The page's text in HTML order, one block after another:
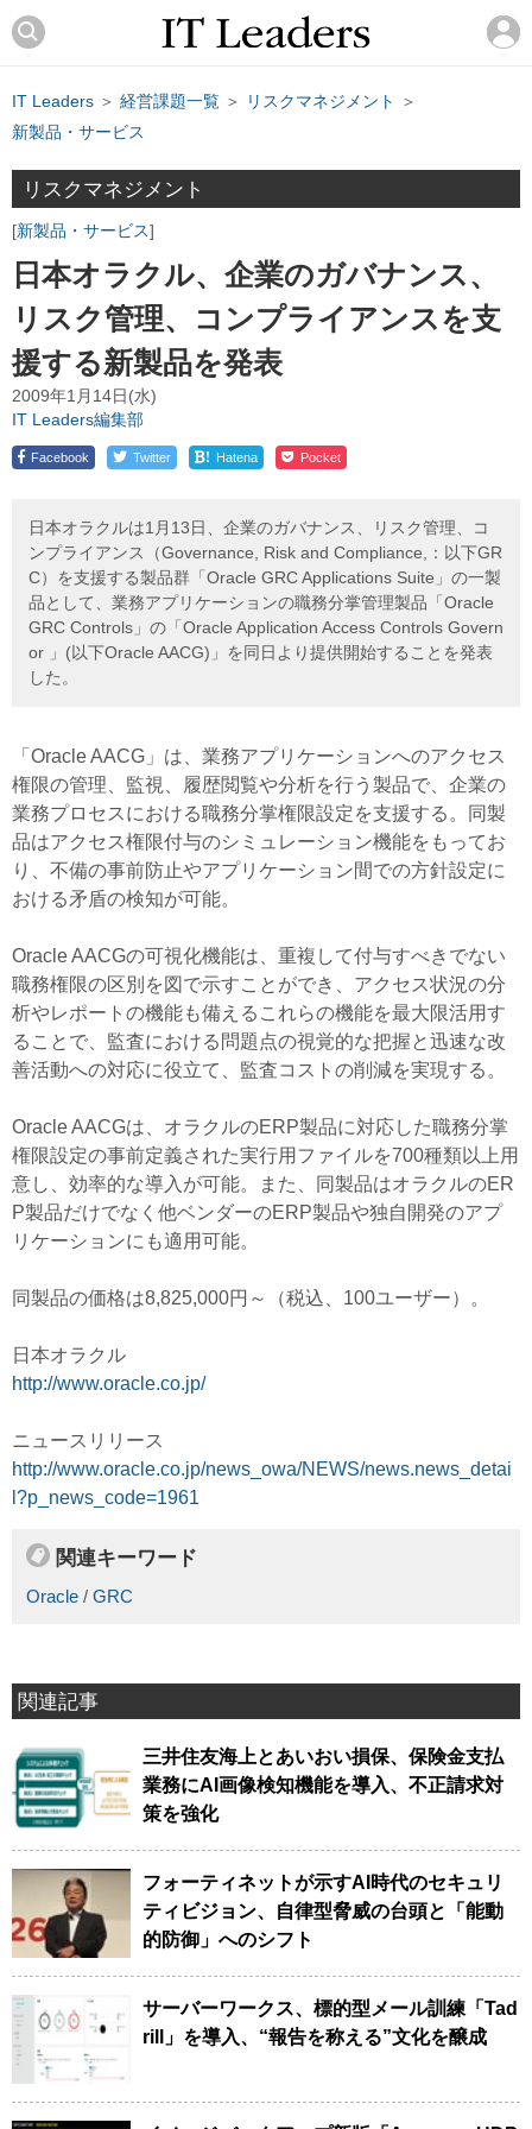
IT Leaders ＞ 経営課題一覧 ＞ リスクマネジメント
＞
新製品・サービス
リスクマネジメント
新製品・サービス
日本オラクル、企業のガバナンス、
リスク管理、コンプライアンスを支
援する新製品を発表
2009年1月14日(水)
IT Leaders編集部
Facebook Twitter ! Hatena Pocket
日本オラクルは1月13日、企業のガバナンス、リスク管理、コ
ンプライアンス（Governance, Risk and Compliance,：以下GR
C）を支援する製品群「Oracle GRC Applications Suite」の一製
品として、業務アプリケーションの職務分掌管理製品「Oracle
GRC Controls」の「Oracle Application Access Controls Govern
or 」(以下Oracle AACG)」を同日より提供開始することを発表
した。
「Oracle AACG」は、業務アプリケーションへのアクセス
権限の管理、監視、履歴閲覧や分析を行う製品で、企業の
業務プロセスにおける職務分掌権限設定を支援する。同製
品はアクセス権限付与のシミュレーション機能をもってお
り、不備の事前防止やアプリケーション間での方針設定に
おける矛盾の検知が可能。
Oracle AACGの可視化機能は、重複して付与すべきでない
職務権限の区別を図で示すことができ、アクセス状況の分
析やレポートの機能も備えるこれらの機能を最大限活用す
ることで、監査における問題点の視覚的な把握と迅速な改
善活動への対応に役立て、監査コストの削減を実現する。
Oracle AACGは、オラクルのERP製品に対応した職務分掌
権限設定の事前定義された実行用ファイルを700種類以上用
意し、効率的な導入が可能。また、同製品はオラクルのER
P製品だけでなく他ベンダーのERP製品や独自開発のアプ
リケーションにも適用可能。
同製品の価格は8,825,000円～（税込、100ユーザー）。
日本オラクル
http://www.oracle.co.jp/
ニュースリリース
http://www.oracle.co.jp/news_owa/NEWS/news.news_detai
l?p_news_code=1961
関連キーワード
Oracle / GRC
関連記事
三井住友海上とあいおい損保、保険金支払
業務にAI画像検知機能を導入、不正請求対
策を強化
フォーティネットが示すAI時代のセキュリ
ティビジョン、自律型脅威の台頭と「能動
的防御」へのシフト
サーバーワークス、標的型メール訓練「Tad
rill」を導入、“報告を称える”文化を醸成